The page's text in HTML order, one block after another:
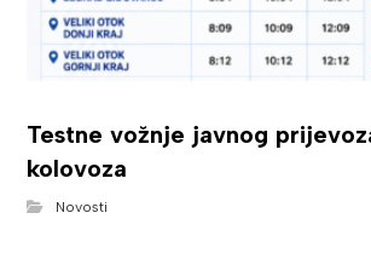
Testne vožnje javnog
kolovoza
Novosti